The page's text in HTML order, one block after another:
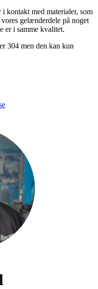
kontakt med materialer, som
gelænderdele på noget
er i samme kvalitet.
304 men den kan kun